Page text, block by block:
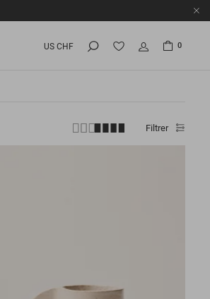
US CHF 0
Filtrer